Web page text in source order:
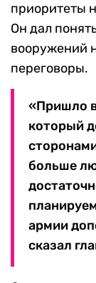
приоритеты
Он дал
вооружений
переговоры.
«Пришло
который
больше
армии
сказал